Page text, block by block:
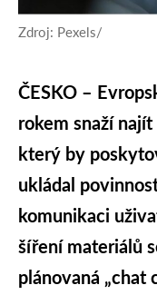
Zdroj: Pexels/
ČESKO –
rokem snaží
který by
ukládal
komunikaci
šíření materiálů
plánovaná „chat